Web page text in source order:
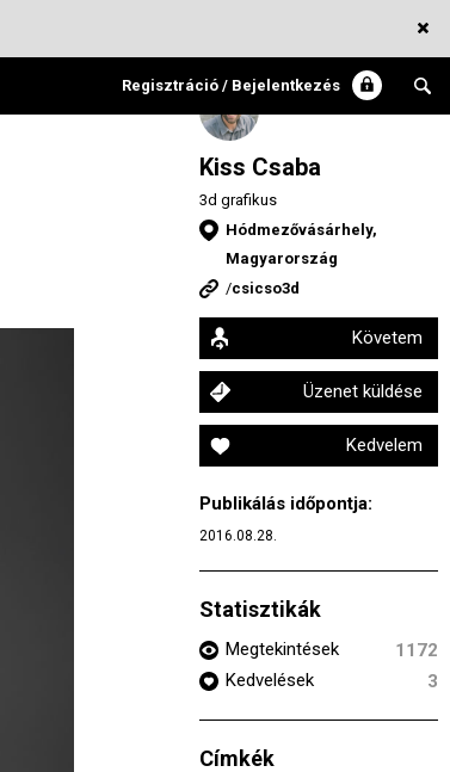
Regisztráció / Bejelentkezés
Kiss Csaba
3d grafikus
Hódmezővásárhely,
Magyarország
/csicso3d
Követem
Üzenet küldése
Kedvelem
Publikálás időpontja:
2016.08.28.
Statisztikák
Megtekintések
1172
Kedvelések
3
Címkék